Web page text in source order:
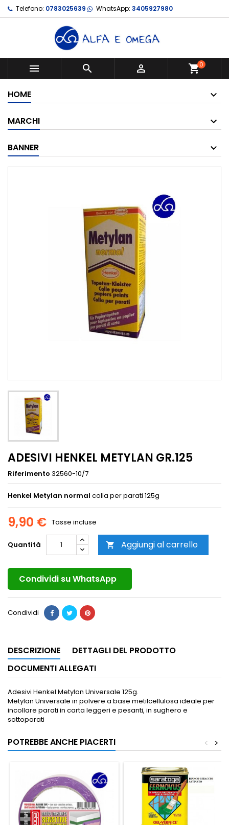
Telefono: 0783025639 WhatsApp: 3405927980
   shopping_cart0
HOME
MARCHI
BANNER
ADESIVI HENKEL METYLAN GR.125
Riferimento 32560-10/7
Henkel Metylan normal colla per parati 125g
9,90 € Tasse incluse
Quantità  Aggiungi al carrello
Condividi su WhatsApp
Condividi
DESCRIZIONE
DETTAGLI DEL PRODOTTO
DOCUMENTI ALLEGATI
Adesivi Henkel Metylan Universale 125g.
Metylan Universale in polvere a base metilcellulosa ideale per
incollare parati in carta leggeri e pesanti, in sughero e
sottoparati
POTREBBE ANCHE PIACERTI >
<